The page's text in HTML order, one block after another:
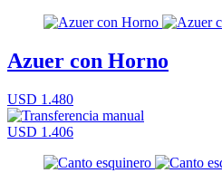
Azuer con Horno
USD 1.480
USD 1.406